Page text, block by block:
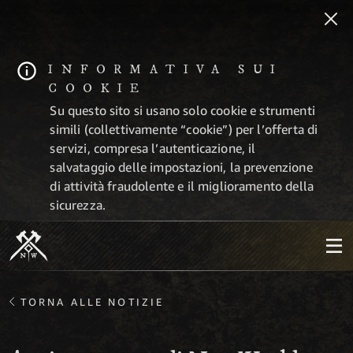
INFORMATIVA SUI
COOKIE
Su questo sito si usano solo cookie e strumenti
simili (collettivamente “cookie”) per l’offerta di
servizi, compresa l’autenticazione, il
salvataggio delle impostazioni, la prevenzione
di attività fraudolente e il miglioramento della
sicurezza.
TORNA ALLE NOTIZIE